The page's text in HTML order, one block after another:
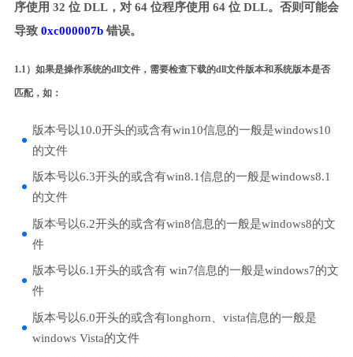
序使用 32 位 DLL，对 64 位程序使用 64 位 DLL。否则可能会
导致 0xc000007b错误。
1.1）如果是操作系统的dll文件，需要检查下载的dll文件版本和系统版本是否
匹配，如：
版本号以10.0开头的或含有win10信息的一般是windows10
的文件
版本号以6.3开头的或含有win8.1信息的一般是windows8.1
的文件
版本号以6.2开头的或含有win8信息的一般是windows8的文
件
版本号以6.1开头的或含有 win7信息的一般是windows7的文
件
版本号以6.0开头的或含有longhorn、vista信息的一般是
windows Vista的文件